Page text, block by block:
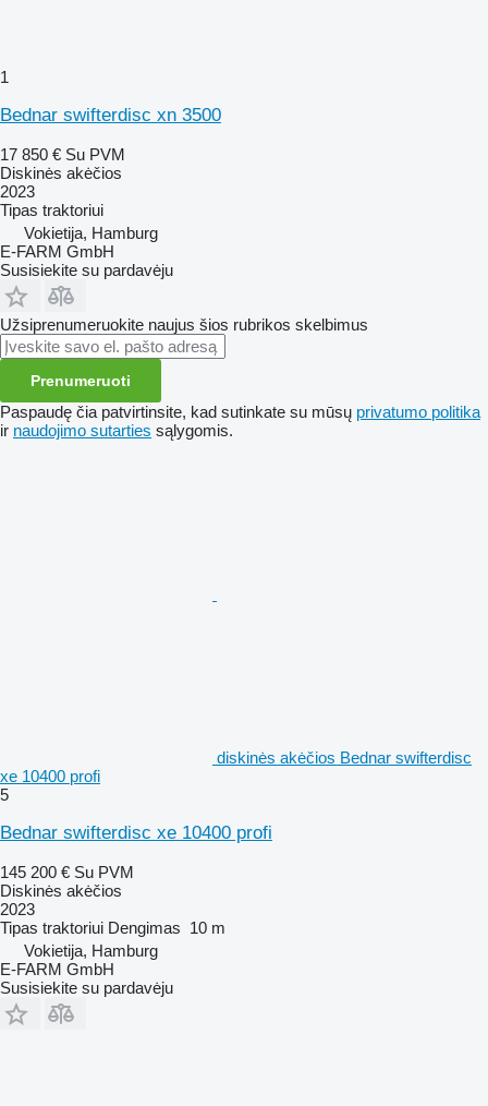
1
Bednar swifterdisc xn 3500
17 850 € Su PVM
Diskinės akėčios
2023
Tipas traktoriui
Vokietija, Hamburg
E-FARM GmbH
Susisiekite su pardavėju
Užsiprenumeruokite naujus šios rubrikos skelbimus
Prenumeruoti
Paspaudę čia patvirtinsite, kad sutinkate su mūsų privatumo politika
ir naudojimo sutarties sąlygomis.
diskinės akėčios Bednar swifterdisc
xe 10400 profi
5
Bednar swifterdisc xe 10400 profi
145 200 € Su PVM
Diskinės akėčios
2023
Tipas traktoriui Dengimas 10 m
Vokietija, Hamburg
E-FARM GmbH
Susisiekite su pardavėju